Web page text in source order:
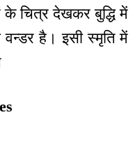
चित्र देखकर बुद्धि में
है। इसी स्मृति में